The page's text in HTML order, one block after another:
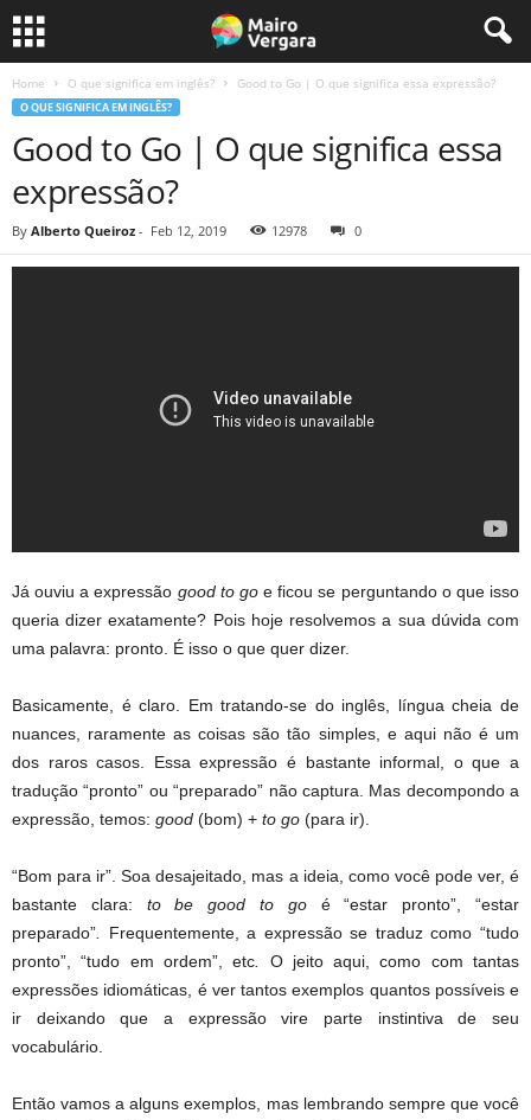
Home O que significa em inglês? Good to Go | O que significa essa expressão?
O QUE SIGNIFICA EM INGLÊS?
Good to Go | O que significa essa
expressão?
By Alberto Queiroz - Feb 12, 2019 12978 0
Já ouviu a expressão good to goe ficou se perguntando o que isso
queria dizer exatamente? Pois hoje resolvemos a sua dúvida com
uma palavra: pronto. É isso o que quer dizer.
Basicamente, é claro. Em tratando-se do inglês, língua cheia de
nuances, raramente as coisas são tão simples, e aqui não é um
dos raros casos. Essa expressão é bastante informal, o que a
tradução “pronto” ou “preparado” não captura. Mas decompondo a
expressão, temos: good (bom) + to go (para ir).
“Bom para ir”. Soa desajeitado, mas a ideia, como você pode ver, é
bastante clara: to be good to goé “estar pronto”, “estar
preparado”
Frequentemente, a expressão se traduz como “tudo
pronto”, “tudo em ordem”, etc
O jeito aqui, como com tantas
expressões idiomáticas, é ver tantos exemplos quantos possíveis e
ir deixando que a expressão vire parte instintiva de seu
vocabulário.
Então vamos a alguns exemplos, mas lembrando sempre que você